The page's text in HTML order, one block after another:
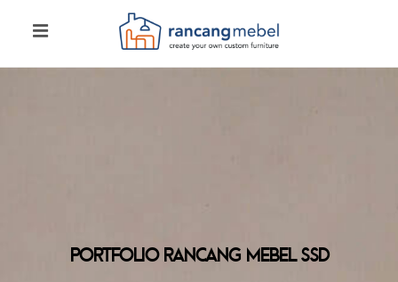
PORTFOLIO RANCANG MEBEL ssd